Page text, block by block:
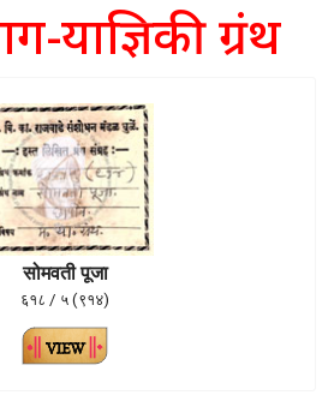
याज्ञिकी ग्रंथ
सोमवती पूजा
६१८ / ५ (९१४)